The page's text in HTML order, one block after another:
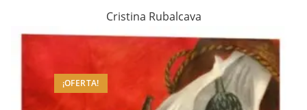
Cristina Rubalcava
¡OFERTA!